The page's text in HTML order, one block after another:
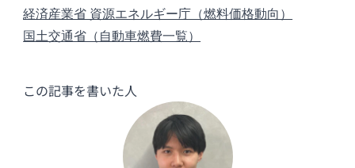
経済産業省 資源エネルギー庁（燃料価格動向）
国土交通省（自動車燃費一覧）
この記事を書いた人